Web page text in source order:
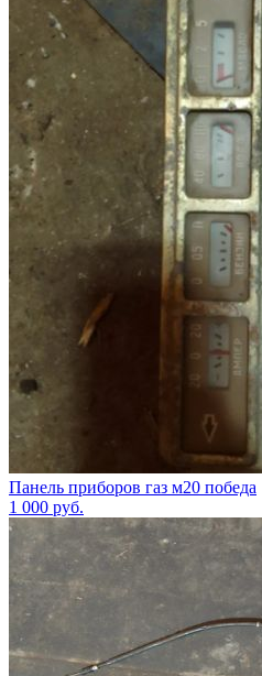
Панель приборов газ м20 победа
1 000 руб.